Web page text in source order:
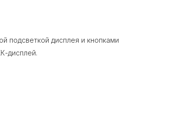
подсветкой дисплея и кнопками
дисплей.